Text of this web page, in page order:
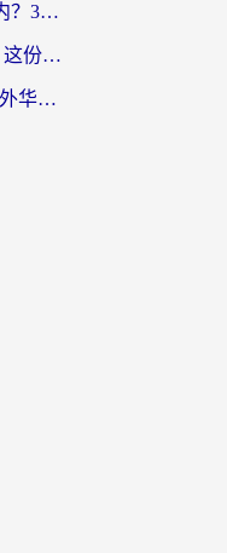
从美国用什么VPN访问国内？3年海外党亲测：选对工具才能无缝刷B站、看腾讯视频
在比利时深夜刷不到B站？这份回国加速器避坑指南请收好
Malus和柠檬鲸好用吗？海外华人亲测：回国加速器怎么选才不踩坑？